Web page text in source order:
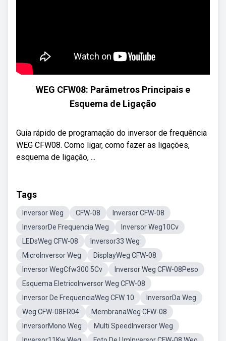
WEG CFW08: Parâmetros Principais e
Esquema de Ligação
Guia rápido de programação do inversor de frequência
WEG CFW08. Como ligar, como fazer as ligações,
esquema de ligação, ...
Tags
Inversor Weg CFW-08
Inversor CFW-08
InversorDe Frequencia Weg
Inversor Weg10Cv
LEDsWeg CFW-08
Inversor33 Weg
MicroInversor Weg
DisplayWeg CFW-08
Inversor WegCfw300 5Cv
Inversor Weg CFW-08Peso
Esquema EletricoInversor Weg CFW-08
Inversor De FrequenciaWeg CFW 10
InversorDa Weg
Weg CFW-08ER04
MembranaWeg CFW-08
InversorMono Weg
Multi SpeedInversor Weg